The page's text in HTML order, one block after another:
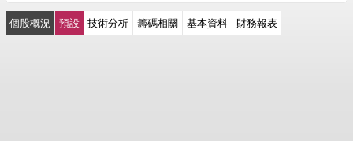
個股概況 預設 技術分析 籌碼相關 基本資料 財務報表